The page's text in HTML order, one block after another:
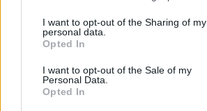
I want to opt-out of the Sharing of my
personal data.
Opted In
I want to opt-out of the Sale of my
Personal Data.
Opted In